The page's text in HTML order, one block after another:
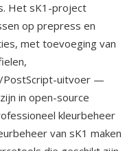
Het sK1-project
op prepress en
met toevoeging van
PostScript-uitvoer —
in open-source
kleurbeheer
van sK1 maken